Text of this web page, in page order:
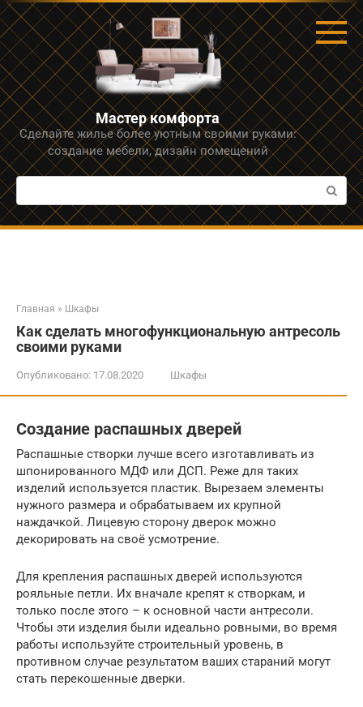
Перейти
к
контенту
Мастер комфорта
Сделайте жилье более уютным своими руками:
создание мебели, дизайн помещений
Поиск:
Главная » Шкафы
Как сделать многофункциональную антресоль
своими руками
Опубликовано: 17.08.2020 Шкафы
Создание распашных дверей
Распашные створки лучше всего изготавливать из
шпонированного МДФ или ДСП. Реже для таких
изделий используется пластик. Вырезаем элементы
нужного размера и обрабатываем их крупной
наждачкой. Лицевую сторону дверок можно
декорировать на своё усмотрение.
Для крепления распашных дверей используются
рояльные петли. Их вначале крепят к створкам, и
только после этого – к основной части антресоли.
Чтобы эти изделия были идеально ровными, во время
работы используйте строительный уровень, в
противном случае результатом ваших стараний могут
стать перекошенные дверки.